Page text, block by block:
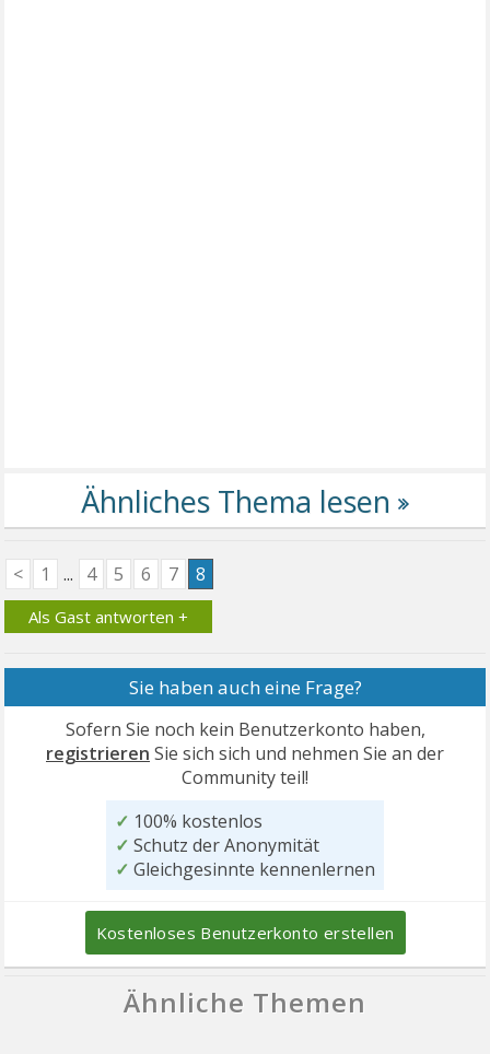
< 1 ... 4 5 6 7 8
Als Gast antworten +
Sie haben auch eine Frage?
Sofern Sie noch kein Benutzerkonto haben,
registrieren Sie sich sich und nehmen Sie an der
Community teil!
✓ 100% kostenlos
✓ Schutz der Anonymität
✓ Gleichgesinnte kennenlernen
Kostenloses Benutzerkonto erstellen
Ähnliche Themen